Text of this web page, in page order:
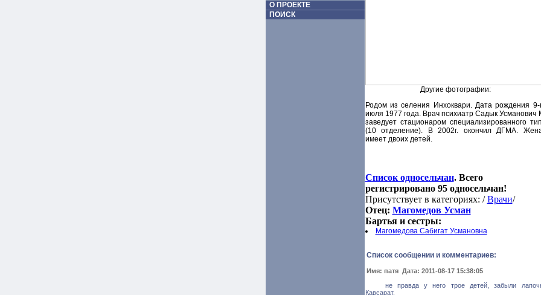
О ПРОЕКТЕ
ПОИСК
Другие фотографии:
Родом из селения Инхоквари. Дата рождения 9-
июля 1977 года. Врач психиатр Садык Усманович
заведует стационаром специализированного
(10 отделение). В 2002г. окончил ДГМА.
имеет двоих детей.
Список односельчан. Всего
регистрировано 95 односельчан!
Присутствует в категориях: /Врачи/
Отец: Магомедов Усман
Бартья и сестры:
Магомедова Сабигат Усмановна
Список сообщении и комментариев:
Имя: патя Дата: 2011-08-17 15:38:05
не правда у него трое детей, забыли
Кавсарат.